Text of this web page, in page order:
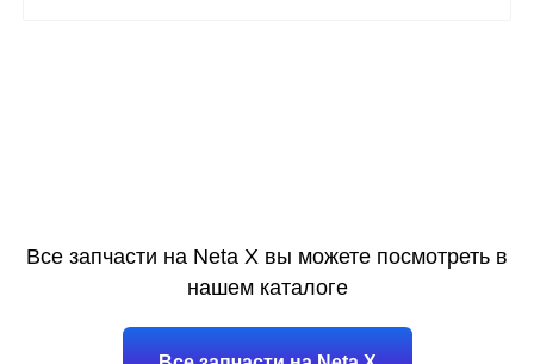
Все запчасти на Neta X вы можете посмотреть в
нашем каталоге